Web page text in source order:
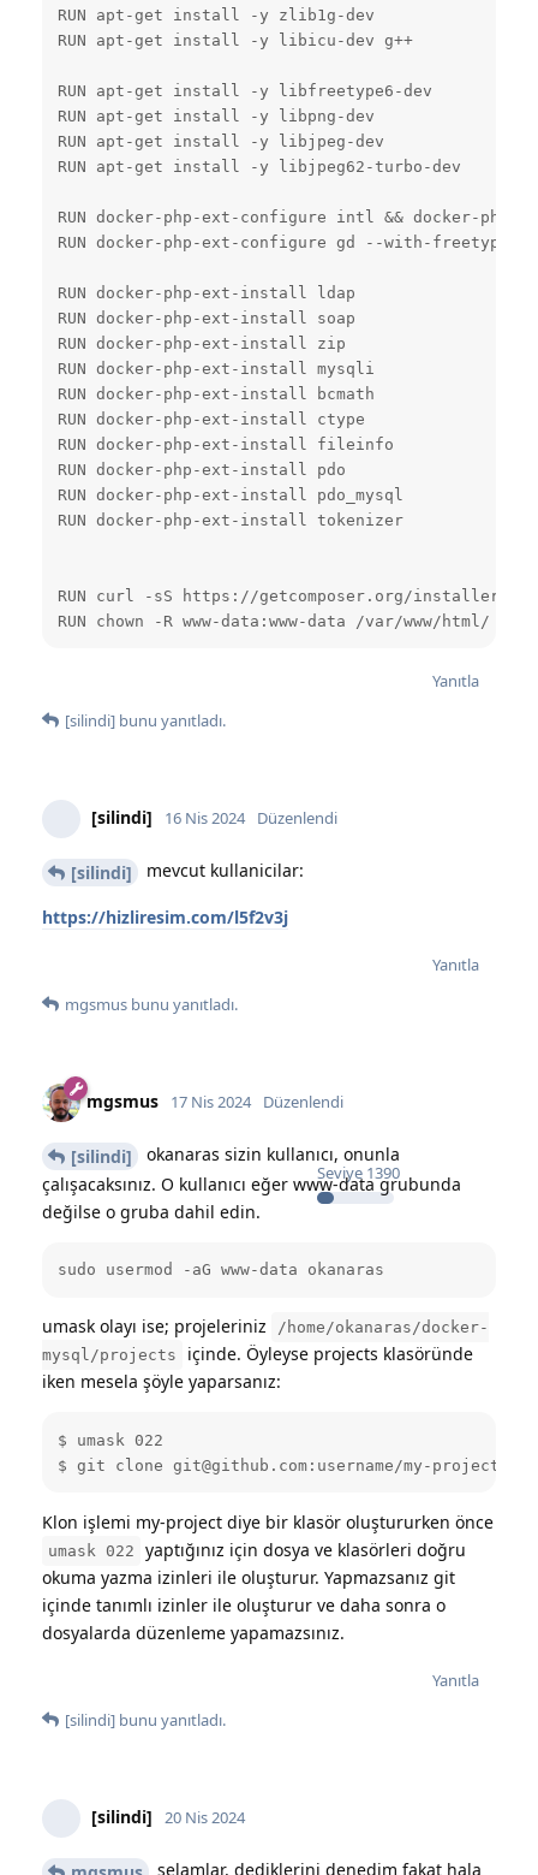
RUN apt-get install -y zlib1g-dev
RUN apt-get install -y libicu-dev g++
RUN apt-get install -y libfreetype6-dev
RUN apt-get install -y libpng-dev
RUN apt-get install -y libjpeg-dev
RUN apt-get install -y libjpeg62-turbo-dev
RUN docker-php-ext-configure intl && docker-
RUN docker-php-ext-configure gd --with-freetype
RUN docker-php-ext-install ldap
RUN docker-php-ext-install soap
RUN docker-php-ext-install zip
RUN docker-php-ext-install mysqli
RUN docker-php-ext-install bcmath
RUN docker-php-ext-install ctype
RUN docker-php-ext-install fileinfo
RUN docker-php-ext-install pdo
RUN docker-php-ext-install pdo_mysql
RUN docker-php-ext-install tokenizer
RUN curl -sS https://getcomposer.org/installer
RUN chown -R www-data:www-data /var/www/html/
Yanıtla
[silindi] bunu yanıtladı.
[silindi] 16 Nis 2024 Düzenlendi
[silindi] mevcut kullanicilar:
https://hizliresim.com/l5f2v3j
Yanıtla
mgsmus bunu yanıtladı.
mgsmus
Seviye 1390
17 Nis 2024 Düzenlendi
[silindi]
okanaras sizin kullanıcı, onunla
çalışacaksınız. O kullanıcı eğer www-data grubunda
değilse o gruba dahil edin.
sudo usermod -aG www-data okanaras
umask olayı ise; projeleriniz
/home/okanaras/docker-
mysql/projects
içinde. Öyleyse projects klasöründe
iken mesela şöyle yaparsanız:
$ umask 022
$ git clone git@github.com:username/my-
Klon işlemi my-project diye bir klasör oluştururken önce
umask 022
yaptığınız için dosya ve klasörleri doğru
okuma yazma izinleri ile oluşturur. Yapmazsanız git
içinde tanımlı izinler ile oluşturur ve daha sonra o
dosyalarda düzenleme yapamazsınız.
Yanıtla
[silindi] bunu yanıtladı.
[silindi] 20 Nis 2024
selamlar, dediklerini denedim fakat hala